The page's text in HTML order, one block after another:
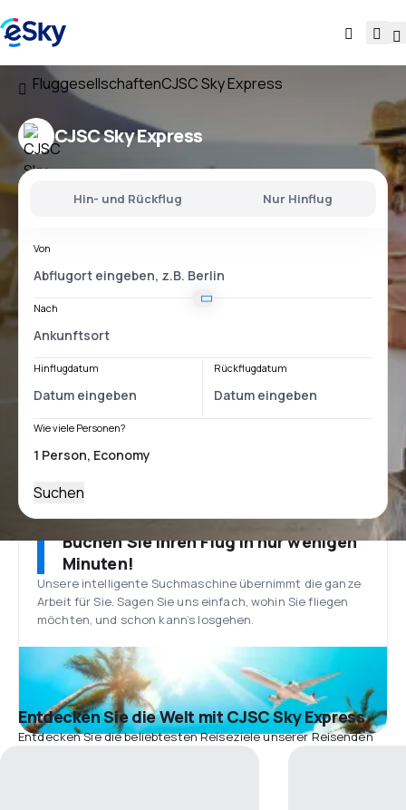
FluggesellschaftenCJSC Sky Express
CJSC Sky Express
Hin- und Rückflug Nur Hinflug
Von
Nach
Hinflugdatum Rückflugdatum
Wie viele Personen?
Suchen
Buchen Sie Ihren Flug in nur wenigen
Minuten!
Unsere intelligente Suchmaschine übernimmt die ganze
Arbeit für Sie. Sagen Sie uns einfach, wohin Sie fliegen
möchten, und schon kann’s losgehen.
Entdecken Sie die Welt mit CJSC Sky Express
Entdecken Sie die beliebtesten Reiseziele unserer Reisenden